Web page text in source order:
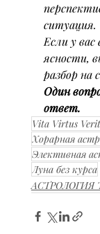
ситуация.
Если у
ясности,
разбор на
Один
ответ.
Vita Virtus
Хорарная
Элективная
Луна без курса
АСТРОЛОГИЯ